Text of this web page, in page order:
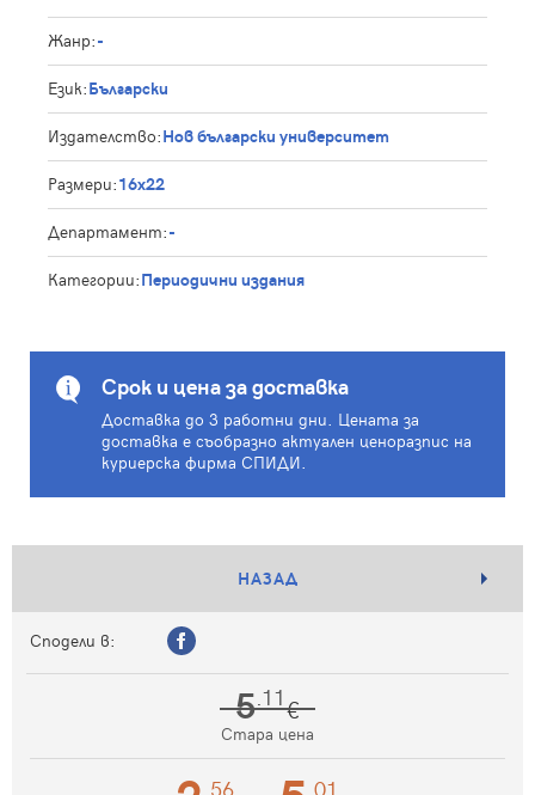
Жанр:-
Език:Български
Издателство:Нов български университет
Размери:16x22
Департамент:-
Категории:Периодични издания
Срок и цена за доставка
Доставка до 3 работни дни. Цената за
доставка е съобразно актуален ценоразпис на
куриерска фирма СПИДИ.
НАЗАД
Сподели в:
5.11€
Стара цена
.56 .01